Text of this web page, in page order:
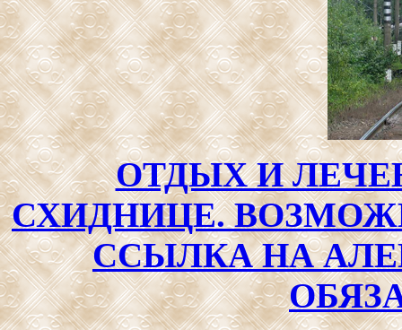
ОТДЫХ И
СХИДНИЦЕ.
ССЫЛКА НА